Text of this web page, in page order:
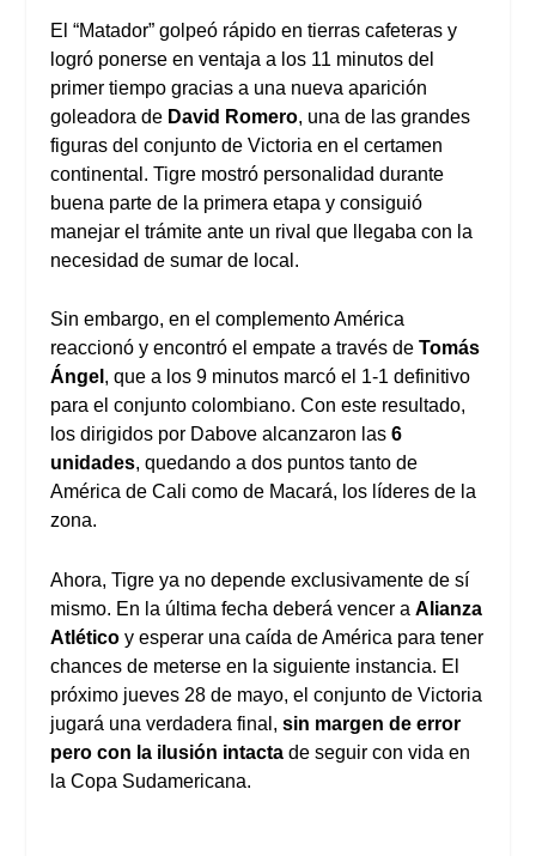
El “Matador” golpeó rápido en tierras cafeteras y
logró ponerse en ventaja a los 11 minutos del
primer tiempo gracias a una nueva aparición
goleadora de David Romero, una de las grandes
figuras del conjunto de Victoria en el certamen
continental. Tigre mostró personalidad durante
buena parte de la primera etapa y consiguió
manejar el trámite ante un rival que llegaba con la
necesidad de sumar de local.
Sin embargo, en el complemento América
reaccionó y encontró el empate a través deTomás
Ángel , que a los 9 minutos marcó el 1-1 definitivo
para el conjunto colombiano. Con este resultado,
los dirigidos por Dabove alcanzaron las6
unidades, quedando a dos puntos tanto de
América de Cali como de Macará, los líderes de la
zona.
Ahora, Tigre ya no depende exclusivamente de sí
mismo. En la última fecha deberá vencer aAlianza
Atlético y esperar una caída de América para tener
chances de meterse en la siguiente instancia. El
próximo jueves 28 de mayo, el conjunto de Victoria
jugará una verdadera final,sin margen de error
pero con la ilusión intacta de seguir con vida en
la Copa Sudamericana.